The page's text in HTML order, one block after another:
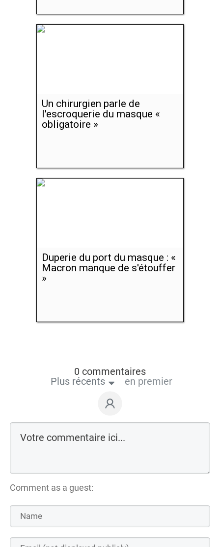
Un chirurgien parle de
l'escroquerie du masque «
obligatoire »
Duperie du port du masque : «
Macron manque de s'étouffer
»
0 commentaires
Plus récents
en premier
Comment as a guest: